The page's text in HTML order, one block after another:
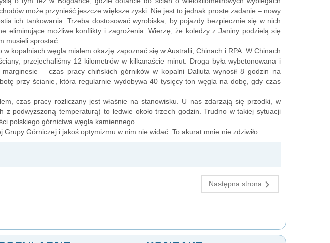
może przynieść jeszcze większe zyski. Nie jest to jednak proste zadanie – nowy
ich tankowania. Trzeba dostosować wyrobiska, by pojazdy bezpiecznie się w nich
eliminujące możliwe konflikty i zagrożenia. Wierzę, że koledzy z Janiny podzielą się
musieli sprostać.
kopalniach węgla miałem okazję zapoznać się w Australii, Chinach i RPA. W Chinach
przejechaliśmy 12 kilometrów w kilkanaście minut. Droga była wybetonowana i
– czas pracy chińskich górników w kopalni Daliuta wynosił 8 godzin na
przy ścianie, która regularnie wydobywa 40 tysięcy ton węgla na dobę, gdy czas
czas pracy rozliczany jest właśnie na stanowisku. U nas zdarzają się przodki, w
z podwyższoną temperaturą) to ledwie około trzech godzin. Trudno w takiej sytuacji
polskiego górnictwa węgla kamiennego.
Grupy Górniczej i jakoś optymizmu w nim nie widać. To akurat mnie nie zdziwiło…
Następna strona